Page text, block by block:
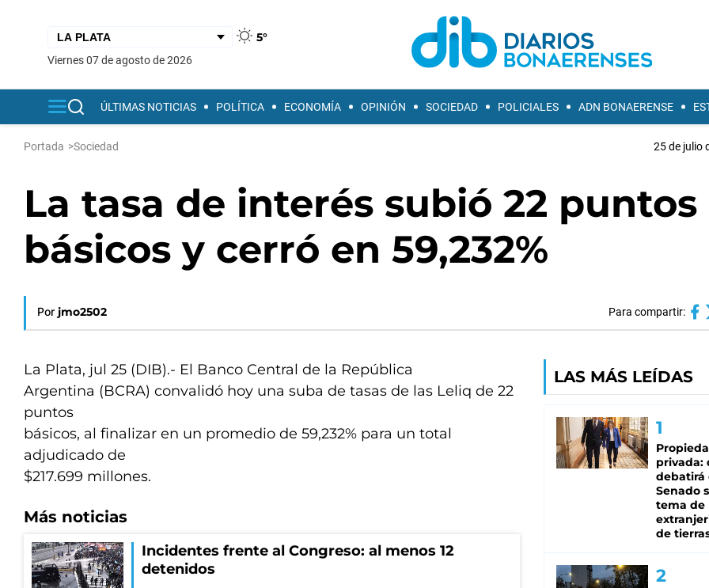
5°
viernes 07 de agosto de 2026
ÚLTIMAS NOTICIAS POLÍTICA ECONOMÍA OPINIÓN SOCIEDAD POLICIALES ADN BONAERENSE
Portada >Sociedad 25 de julio
La tasa de interés subió 22 puntos
básicos y cerró en 59,232%
Por jmo2502 Para compartir:
La Plata, jul 25 (DIB).- El Banco Central de la República
Argentina (BCRA) convalidó hoy una suba de tasas de las Leliq de 22
puntos
básicos, al finalizar en un promedio de 59,232% para un total
adjudicado de
$217.699 millones.
Más noticias
Incidentes frente al Congreso: al menos 12
detenidos
LAS MÁS LEÍDAS
privada:
debatirá
Senado
tema de
de